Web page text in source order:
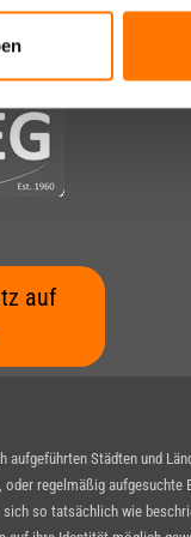
auf
Städten und
regelmäßig
so tatsächlich wie